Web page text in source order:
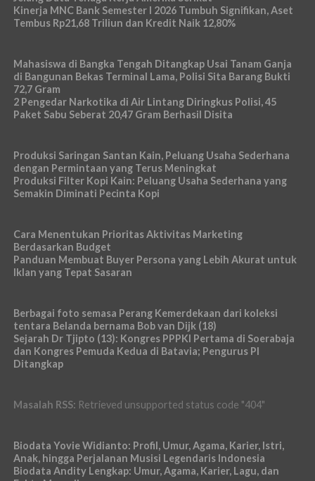
Kinerja MNC Bank Semester I 2026 Tumbuh Signifikan, Aset
Tembus Rp21,68 Triliun dan Kredit Naik 12,80%
Mahasiswa di Bangka Tengah Ditangkap Usai Tanam Ganja
di Bangunan Bekas Terminal Lama, Polisi Sita Barang Bukti
72,7 Gram
2 Pengedar Narkotika di Air Lintang Diringkus Polisi, 45
Paket Sabu Seberat 20,47 Gram Berhasil Disita
Produksi Saringan Santan Kain, Peluang Usaha Sederhana
dengan Permintaan yang Terus Meningkat
Produksi Filter Kopi Kain: Peluang Usaha Sederhana yang
Semakin Diminati Pecinta Kopi
Cara Menentukan Prioritas Aktivitas Marketing
Berdasarkan Budget
Panduan Membuat Buyer Persona yang Lebih Akurat untuk
Iklan yang Tepat Sasaran
Berbagai foto semasa Perang Kemerdekaan dari koleksi
tentara Belanda bernama Bob van Dijk (18)
Sejarah Dr Tjipto (13): Kongres PPPKI Pertama di Soerabaja
dan Kongres Pemuda Kedua di Batavia; Pengurus PI
Ditangkap
Masalah RSS: Retrieved unsupported status code "404"
Biodata Yovie Widianto: Profil, Umur, Agama, Karier, Istri,
Anak, hingga Perjalanan Musisi Legendaris Indonesia
Biodata Andity Lengkap: Umur, Agama, Karier, Lagu, dan